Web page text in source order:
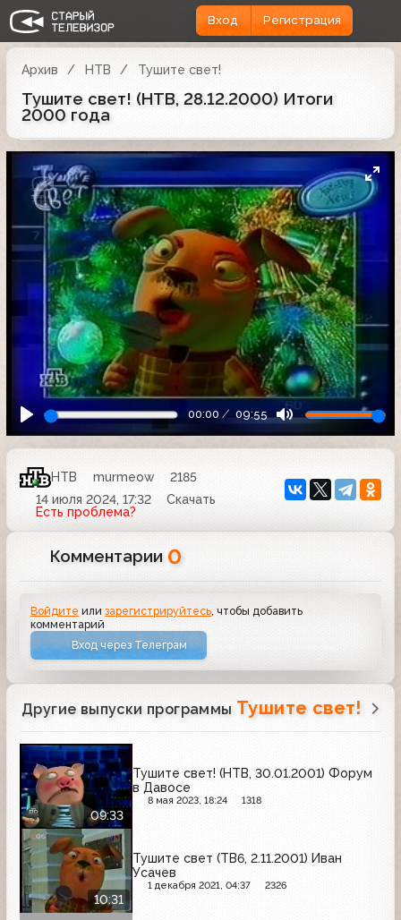
Вход Регистрация
Архив НТВ Тушите свет!
Тушите свет! (НТВ, 28.12.2000) Итоги
2000 года
00:00 09:55
НТВ murmeow
2185
14 июля 2024, 17:32
Скачать
Есть проблема?
Комментарии 0
Войдите илизарегистрируйтесь , чтобы добавить
комментарий
Вход через Телеграм
Другие выпуски программы Тушите свет!
09:33
Тушите свет! (НТВ, 30.01.2001) Форум
в Давосе
8 мая 2023, 18:24 1318
10:31
Тушите свет (ТВ6, 2.11.2001) Иван
Усачев
1 декабря 2021, 04:37 2326